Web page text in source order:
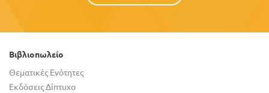
Βιβλιοπωλείο
Θεματικές Ενότητες
Εκδόσεις Δίπτυχο